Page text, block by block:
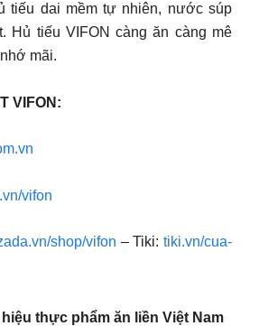
tiếu dai mềm tự nhiên, nước súp
Hủ tiếu VIFON càng ăn càng mê
mãi.
VIFON:
vifon
shop/vifon – Tiki:tiki.vn/cua-
thực phẩm ăn liền Việt Nam